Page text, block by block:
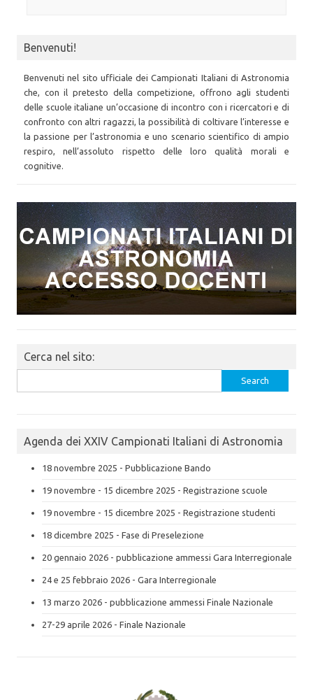
Benvenuti!
Benvenuti nel sito ufficiale dei Campionati Italiani di Astronomia
che, con il pretesto della competizione, offrono agli studenti
delle scuole italiane un’occasione di incontro con i ricercatori e di
confronto con altri ragazzi, la possibilità di coltivare l’interesse e
la passione per l’astronomia e uno scenario scientifico di ampio
respiro, nell’assoluto rispetto delle loro qualità morali e
cognitive.
Cerca nel sito:
for:
Agenda dei XXIV Campionati Italiani di Astronomia
18 novembre 2025 - Pubblicazione Bando
19 novembre - 15 dicembre 2025 - Registrazione scuole
19 novembre - 15 dicembre 2025 - Registrazione studenti
18 dicembre 2025 - Fase di Preselezione
20 gennaio 2026 - pubblicazione ammessi Gara Interregionale
24 e 25 febbraio 2026 - Gara Interregionale
13 marzo 2026 - pubblicazione ammessi Finale Nazionale
27-29 aprile 2026 - Finale Nazionale